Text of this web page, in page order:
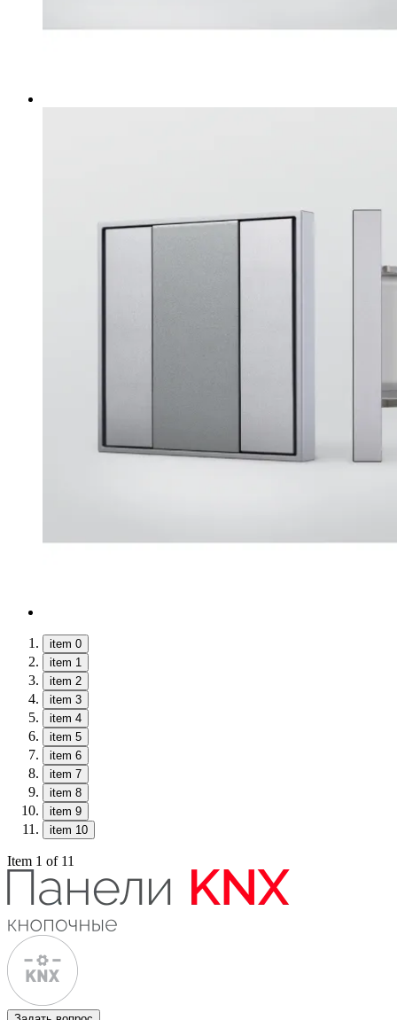
item 0
item 1
item 2
item 3
item 4
item 5
item 6
item 7
item 8
item 9
item 10
Item 1 of 11